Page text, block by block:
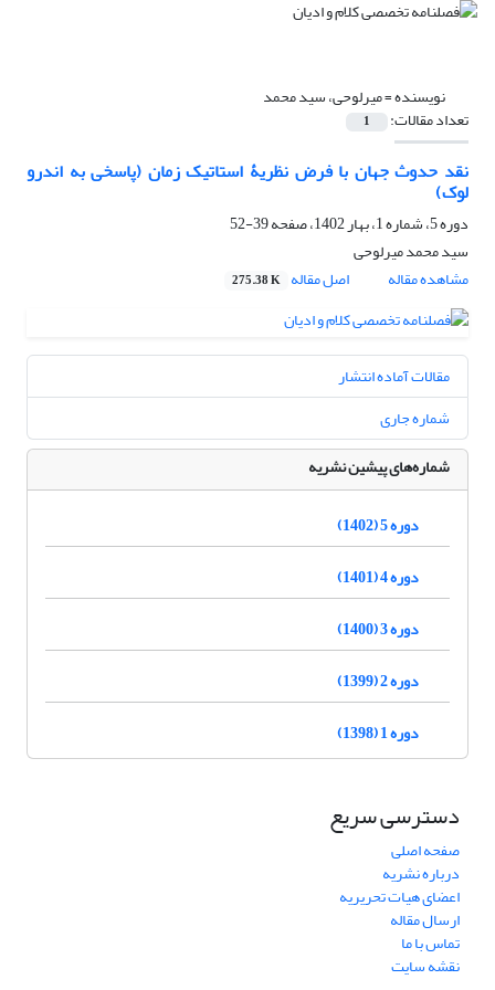
نویسنده =میرلوحی، سید محمد
تعداد مقالات: 1
نقد حدوث جهان با فرض نظریۀ استاتیک زمان (پاسخی به اندرو
لوک)
دوره 5، شماره 1، بهار 1402، صفحه
39-52
سید محمد میرلوحی
مشاهده مقاله
اصل مقاله 275.38 K
مقالات آماده انتشار
شماره جاری
شماره‌های پیشین نشریه
دوره 5 (1402)
دوره 4 (1401)
دوره 3 (1400)
دوره 2 (1399)
دوره 1 (1398)
دسترسی سریع
صفحه اصلی
درباره نشریه
اعضای هیات تحریریه
ارسال مقاله
تماس با ما
نقشه سایت